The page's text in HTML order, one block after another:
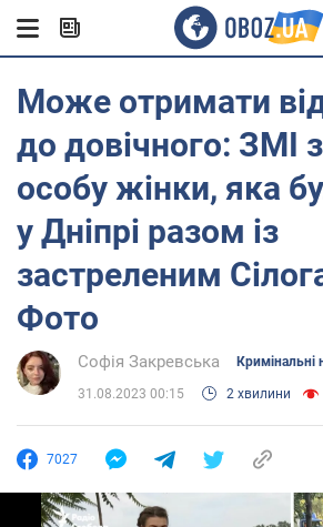
Може отримати
до довічного: ЗМІ
особу жінки, яка
у Дніпрі разом із
застреленим
Фото
Софія Закревська Кримінальні
31.08.2023 00:15 2 хвилини
7027